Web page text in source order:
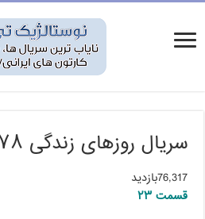
سریال روزهای زندگی ۱۳۷۸
76,317بازدید
قسمت ۲۳